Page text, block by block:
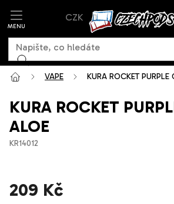
CZK
VAPE KURA ROCKET PURPLE
KURA ROCKET
ALOE
KR14012
209 Kč